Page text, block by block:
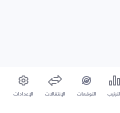
الترتيب التوقعات الإنتقالات الإعدادات